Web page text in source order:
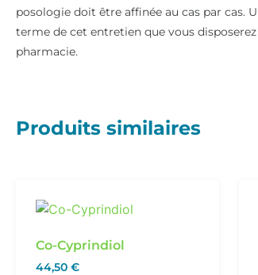
posologie doit être affinée au cas par cas.
terme de cet entretien que vous
pharmacie.
Produits similaires
Co-Cyprindiol
44,50 €